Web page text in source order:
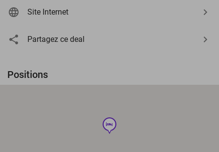
Site Internet
Partagez ce deal
Positions
hotel